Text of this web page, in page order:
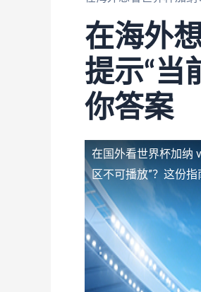
在海外
提示“当
你答案
在国外看世界杯加纳
区不可播放”？这份